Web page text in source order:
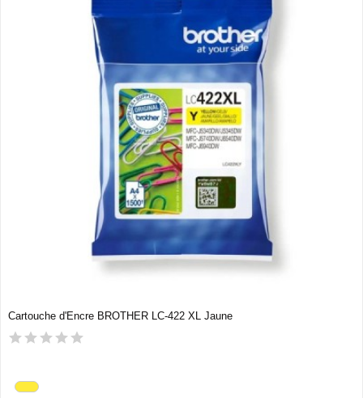
Cartouche d'Encre BROTHER LC-422 XL Jaune